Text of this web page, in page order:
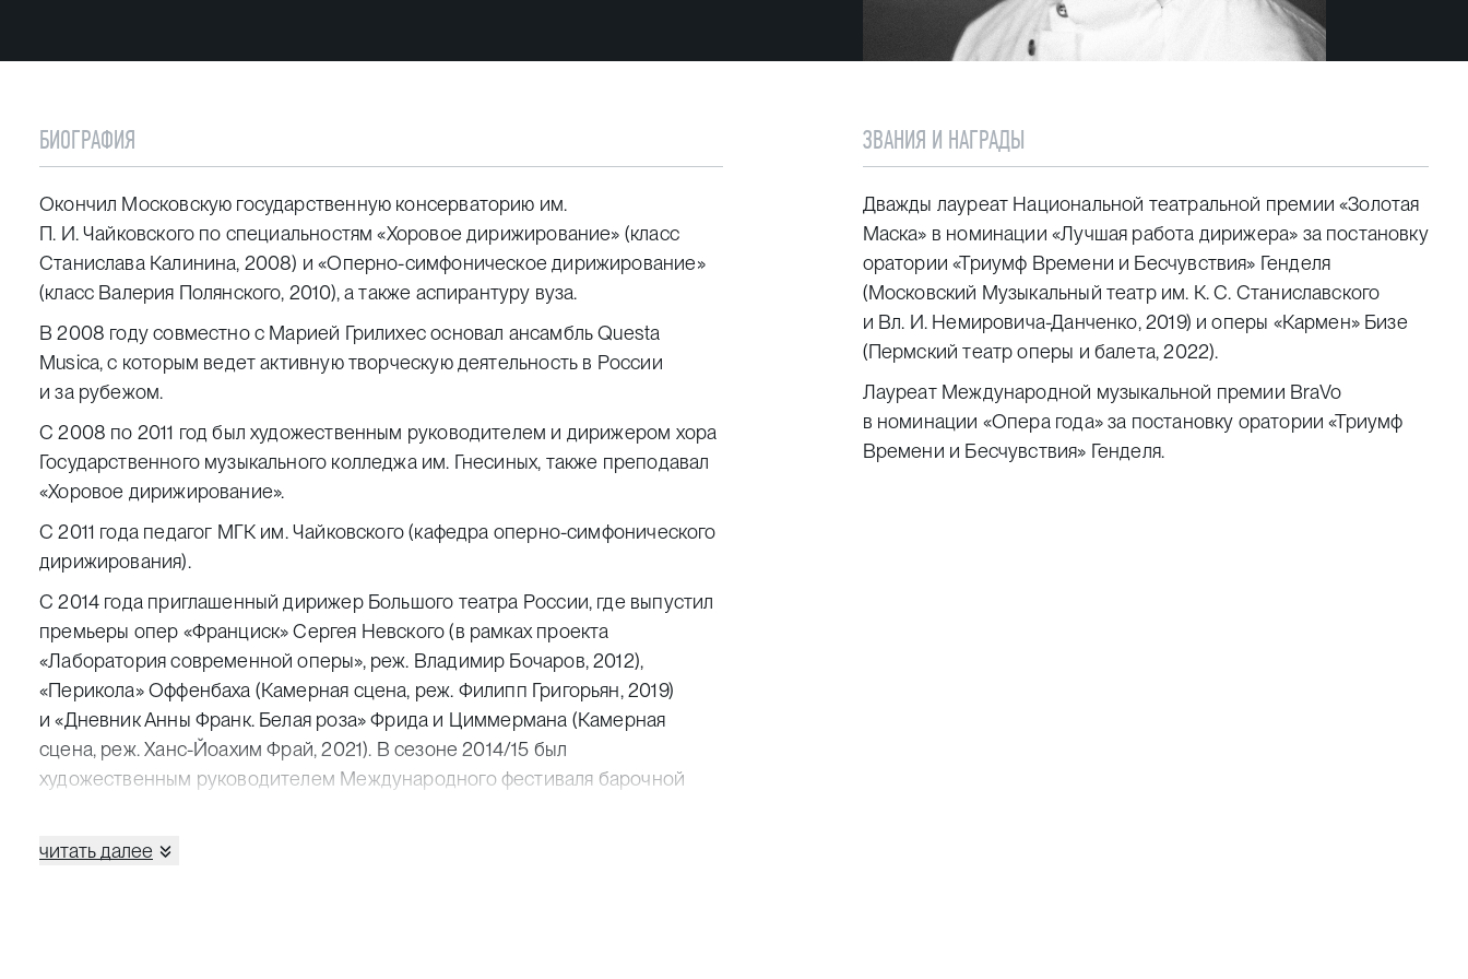
БИОГРАФИЯ
Окончил Московскую государственную консерваторию им.
П. И. Чайковского по специальностям «Хоровое дирижирование» (класс
Станислава Калинина, 2008) и «Оперно-симфоническое дирижирование»
(класс Валерия Полянского, 2010), а также аспирантуру вуза.
В 2008 году совместно с Марией Грилихес основал ансамбль Questa
Musica, с которым ведет активную творческую деятельность в России
и за рубежом.
С 2008 по 2011 год был художественным руководителем и дирижером хора
Государственного музыкального колледжа им. Гнесиных, также преподавал
«Хоровое дирижирование».
С 2011 года педагог МГК им. Чайковского (кафедра оперно-симфонического
дирижирования).
С 2014 года приглашенный дирижер Большого театра России, где выпустил
премьеры опер «Франциск» Сергея Невского (в рамках проекта
«Лаборатория современной оперы», реж. Владимир Бочаров, 2012),
«Перикола» Оффенбаха (Камерная сцена, реж. Филипп Григорьян, 2019)
и «Дневник Анны Франк. Белая роза» Фрида и Циммермана (Камерная
сцена, реж. Ханс-Йоахим Фрай, 2021). В сезоне 2014/15 был
художественным руководителем Международного фестиваля барочной
В 2016-м выступил художественным руководителем Международного
читать далее
ЗВАНИЯ И НАГРАДЫ
Дважды лауреат Национальной театральной премии «Золотая
Маска» в номинации «Лучшая работа дирижера» за постановку
оратории «Триумф Времени и Бесчувствия» Генделя
(Московский Музыкальный театр им. К. С. Станиславского
и Вл. И. Немировича-Данченко, 2019) и оперы «Кармен» Бизе
(Пермский театр оперы и балета, 2022).
Лауреат Международной музыкальной премии BraVo
в номинации «Опера года» за постановку оратории «Триумф
Времени и Бесчувствия» Генделя.